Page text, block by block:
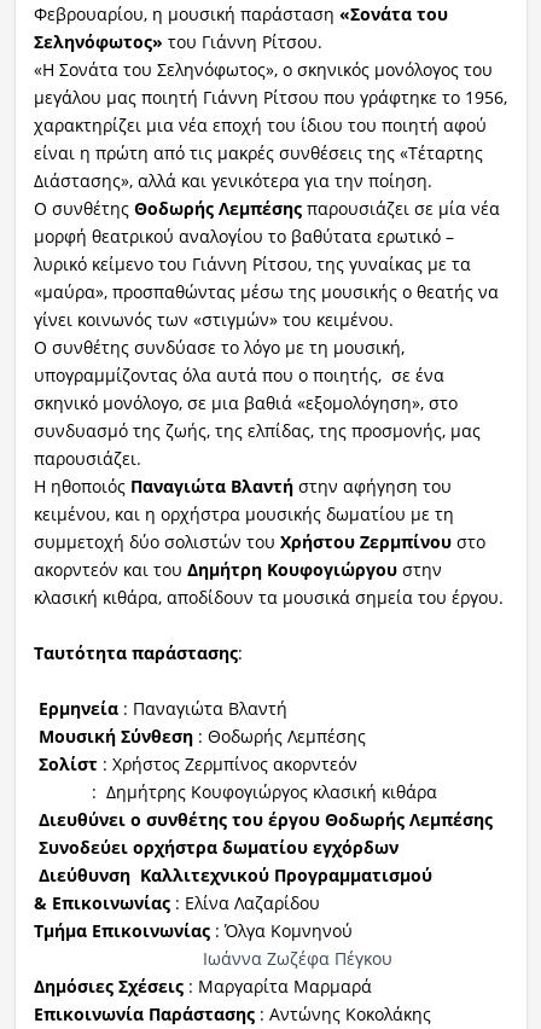
Φεβρουαρίου, η μουσική παράσταση «Σονάτα του
Σεληνόφωτος» του Γιάννη Ρίτσου.
«Η Σονάτα του Σεληνόφωτος», ο σκηνικός μονόλογος του
μεγάλου μας ποιητή Γιάννη Ρίτσου που γράφτηκε το 1956,
χαρακτηρίζει μια νέα εποχή του ίδιου του ποιητή αφού
είναι η πρώτη από τις μακρές συνθέσεις της «Τέταρτης
Διάστασης», αλλά και γενικότερα για την ποίηση.
Ο συνθέτης Θοδωρής Λεμπέσηςπαρουσιάζει σε μία νέα
μορφή θεατρικού αναλογίου το βαθύτατα ερωτικό –
λυρικό κείμενο του Γιάννη Ρίτσου, της γυναίκας με τα
«μαύρα», προσπαθώντας μέσω της μουσικής ο θεατής να
γίνει κοινωνός των «στιγμών» του κειμένου.
Ο συνθέτης συνδύασε το λόγο με τη μουσική,
υπογραμμίζοντας όλα αυτά που ο ποιητής, σε ένα
σκηνικό μονόλογο, σε μια βαθιά «εξομολόγηση», στο
συνδυασμό της ζωής, της ελπίδας, της προσμονής, μας
παρουσιάζει.
Η ηθοποιός Παναγιώτα Βλαντήστην αφήγηση του
κειμένου, και η ορχήστρα μουσικής δωματίου με τη
συμμετοχή δύο σολιστών του Χρήστου Ζερμπίνουστο
ακορντεόν και του Δημήτρη Κουφογιώργουστην
κλασική κιθάρα, αποδίδουν τα μουσικά σημεία του έργου.
Ταυτότητα παράστασης:
Ερμηνεία : Παναγιώτα Βλαντή
Μουσική Σύνθεση: Θοδωρής Λεμπέσης
Σολίστ : Χρήστος Ζερμπίνος ακορντεόν
: Δημήτρης Κουφογιώργος κλασική κιθάρα
Διευθύνει ο συνθέτης του έργου Θοδωρής Λεμπέσης
Συνοδεύει ορχήστρα δωματίου εγχόρδων
Διεύθυνση Καλλιτεχνικού Προγραμματισμού
& Επικοινωνίας : Ελίνα Λαζαρίδου
Τμήμα Επικοινωνίας : Όλγα Κομνηνού
Ιωάννα Ζωζέφα Πέγκου
Δημόσιες Σχέσεις : Μαργαρίτα Μαρμαρά
Επικοινωνία Παράστασης : Αντώνης Κοκολάκης